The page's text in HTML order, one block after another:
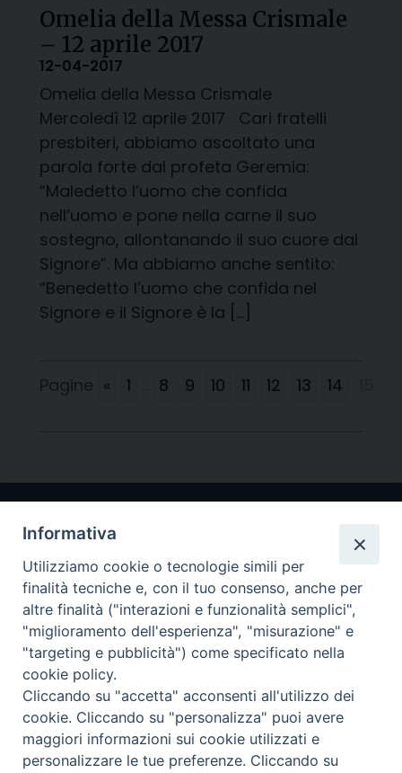
Omelia della Messa Crismale
– 12 aprile 2017
12-04-2017
Omelia della Messa Crismale
Mercoledì 12 aprile 2017 Cari fratelli
presbiteri, abbiamo ascoltato una
parola forte dal profeta Geremia:
“Maledetto l’uomo che confida
nell’uomo e pone nella carne il suo
sostegno, allontanando il suo cuore dal
Signore”. Ma abbiamo anche sentito:
“Benedetto l’uomo che confida nel
Signore e il Signore è la […]
Pagine « 1 8 9 10 11 12 13 14
Arcidiocesi di Ravenna-Cervia
CONTATTI
Piazza Arcivescovado, 1 48121- Ravenna
tel 0544.541655
curia@diocesiravennacervia.it
Informativa
Utilizziamo cookie o tecnologie simili per
finalità tecniche e, con il tuo consenso, anche per
altre finalità ("interazioni e funzionalità semplici",
"miglioramento dell'esperienza", "misurazione" e
"targeting e pubblicità") come specificato nella
cookie policy.
Cliccando su "accetta" acconsenti all'utilizzo dei
cookie. Cliccando su "personalizza" puoi avere
maggiori informazioni sui cookie utilizzati e
personalizzare le tue preferenze. Cliccando su